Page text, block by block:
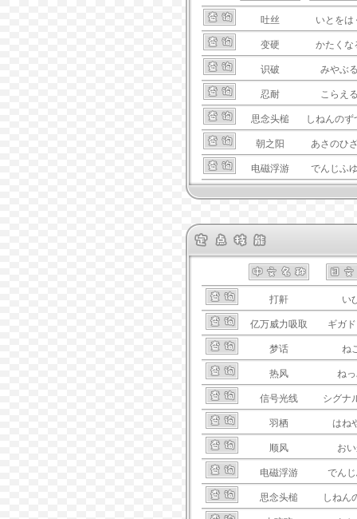
吐丝 いとをは
变硬 かたくな
识破 みやぶ
忍耐 こらえ
思念头槌 しねんのず
朝之阳 あさのひ
电磁浮游 でんじふ
打鼾 い
亿万威力吸取 ギガ
梦话 ね
热风 ね
信号光线 シグナ
羽栖 はね
顺风 お
电磁浮游 でん
思念头槌 しねん